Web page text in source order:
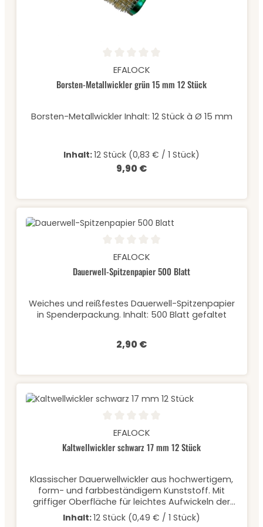
bestimmt. Bei einer Verwendung durch Laien und
Endverbraucher ist die Anwendungssicherheit
nicht für Personen unter 16 Jahren bestimmt.
Durchschnittliche Bewertung von 0 von 5 Sternen
EFALOCK
Borsten-Metallwickler grün 15 mm 12 Stück
Borsten-Metallwickler Inhalt: 12 Stück à Ø 15 mm
Inhalt:12 Stück (0,83 € / 1 Stück)
Regulärer Preis:
9,90 €
Durchschnittliche Bewertung von 0 von 5 Sternen
EFALOCK
Dauerwell-Spitzenpapier 500 Blatt
Weiches und reißfestes Dauerwell-Spitzenpapier
in Spenderpackung. Inhalt: 500 Blatt gefaltet
Regulärer Preis:
2,90 €
Durchschnittliche Bewertung von 0 von 5 Sternen
EFALOCK
Kaltwellwickler schwarz 17 mm 12 Stück
Klassischer Dauerwellwickler aus hochwertigem,
form- und farbbeständigem Kunststoff. Mit
griffiger Oberfläche für leichtes Aufwickeln der
Haare und Rundgummi zum einfachen Fixieren.
Inhalt: 12 Stück à Ø 17 mm
Inhalt:12 Stück (0,49 € / 1 Stück)